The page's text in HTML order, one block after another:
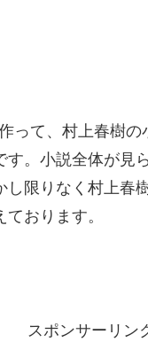
って、村上春樹
す。小説全体が見
限りなく村上春
おります。
スポンサーリン